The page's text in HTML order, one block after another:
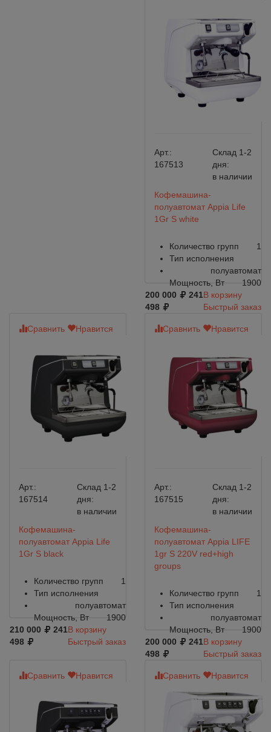
Арт.:
167513
Склад 1-2
дня:
в наличии
Кофемашина-
полуавтомат Appia Life
1Gr S white
Количество групп
1
Тип исполнения
полуавтомат
Мощность, Вт
1900
200 000
241
498
В корзину
Быстрый заказ
Сравнить Нравится
Арт.:
167514
Склад 1-2
дня:
в наличии
Кофемашина-
полуавтомат Appia Life
1Gr S black
Количество групп
1
Тип исполнения
полуавтомат
Мощность, Вт
1900
210 000
241
498
В корзину
Быстрый заказ
Сравнить Нравится
Арт.:
167515
Склад 1-2
дня:
в наличии
Кофемашина-
полуавтомат Appia LIFE
1gr S 220V red+high
groups
Количество групп
1
Тип исполнения
полуавтомат
Мощность, Вт
1900
200 000
241
498
В корзину
Быстрый заказ
Сравнить Нравится Сравнить Нравится